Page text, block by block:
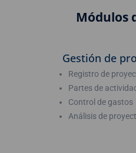
Módulos
Gestión de
Registro de
Partes de
Control de gastos
Análisis de